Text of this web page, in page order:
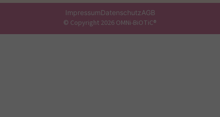
ImpressumDatenschutzAGB
© Copyright 2026 OMNi-BiOTiC®